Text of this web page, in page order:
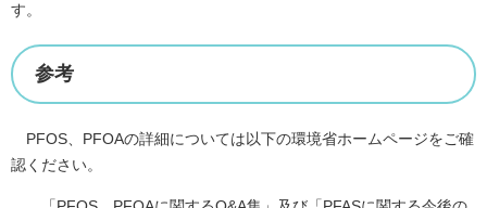
す。
参考
PFOS、PFOAの詳細については以下の環境省ホームページをご確
認ください。